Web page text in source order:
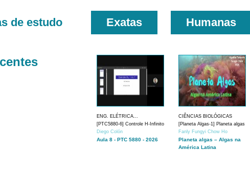
de estudo Exatas Humanas
ENG. ELÉTRICA...
[PTC5880-6] Controle H-Infinito
Diego Colón
Aula 8 - PTC 5880 - 2026
CIÊNCIAS BIOLÓGICAS
[Planeta Algas-1] Planeta algas
Fanly Fungyi Chow Ho
Planeta algas – Algas na
América Latina